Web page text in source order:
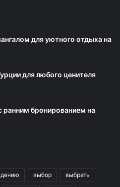
для уютного отдыха на
для любого ценителя
бронированием на
выбор выбрать